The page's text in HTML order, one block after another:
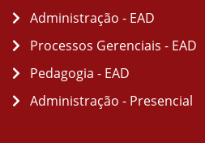
Administração - EAD
Processos Gerenciais - EAD
Pedagogia - EAD
Administração - Presencial